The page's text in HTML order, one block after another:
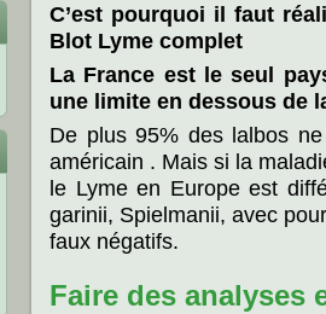
C’est pourquoi il faut
Blot Lyme complet
La France est le seul
une limite en dessous de
De plus 95% des lalbos
américain . Mais si la
le Lyme en Europe est
garinii, Spielmanii, avec
faux négatifs.
Faire des analyses